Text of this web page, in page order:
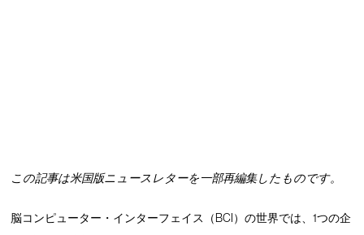
この記事は米国版ニュースレターを一部再編集したものです。
脳コンピューター・インターフェイス（BCI）の世界では、1つの企